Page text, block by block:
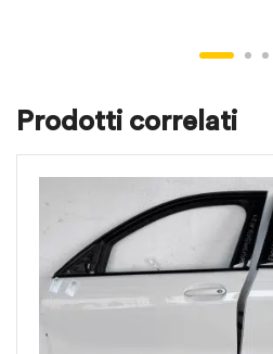
Prodotti correlati